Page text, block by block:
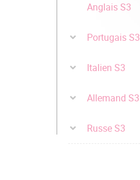
Anglais S3
Portugais S3
Italien S3
Allemand S3
Russe S3